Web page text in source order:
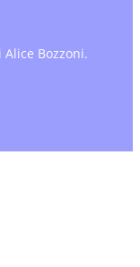
Bozzoni.